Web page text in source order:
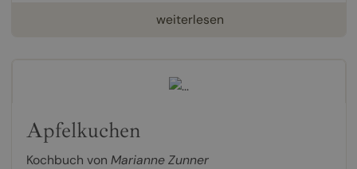
weiterlesen
Apfelkuchen
Kochbuch von Marianne Zunner